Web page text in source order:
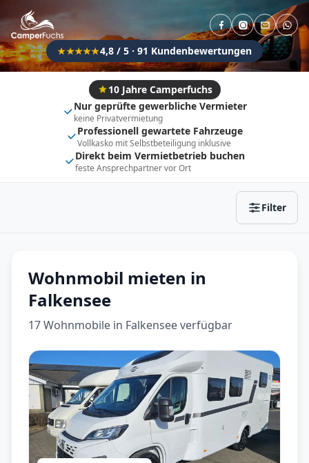
★★★★★4,8 / 5 · 91 Kundenbewertungen
10 Jahre Camperfuchs
Nur geprüfte gewerbliche Vermieter
keine Privatvermietung
Professionell gewartete Fahrzeuge
Vollkasko mit Selbstbeteiligung inklusive
Direkt beim Vermietbetrieb buchen
feste Ansprechpartner vor Ort
Filter
Flexibel (±3 Tage) Anhängerkupplung
Fahrzeugtyp
Vollintegriert Kastenwagen
Alkoven Teil-Integriert
Wohnwagen
Wohnmobil mieten in
Falkensee
17 Wohnmobile in Falkensee verfügbar